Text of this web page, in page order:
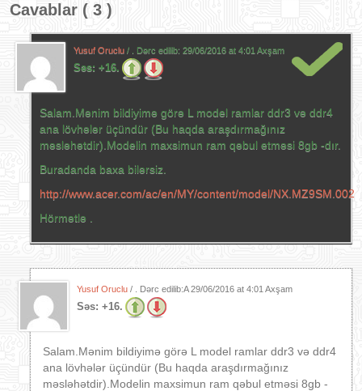
Cavablar ( 3 )
Yusuf Oruclu / . Dərc edilib: 29/06/2016 at 4:01 Axşam
Səs: +16.
Salam.Mənim bildiyimə görə L model ramlar ddr3 və ddr4
ana lövhələr üçündür (Bu haqda araşdırmağınız
məsləhətdir).Modelin maxsimun ram qəbul etməsi 8gb -dır.
Buradanda baxa bilərsiz.
http://www.acer.com/ac/en/MY/content/model/NX.MZ9SM.002
Hörmətlə .
Yusuf Oruclu / . Dərc edilib:A29/06/2016 at 4:01 Axşam
Səs: +16.
Salam.Mənim bildiyimə görə L model ramlar ddr3 və ddr4
ana lövhələr üçündür (Bu haqda araşdırmağınız
məsləhətdir).Modelin maxsimun ram qəbul etməsi 8gb -